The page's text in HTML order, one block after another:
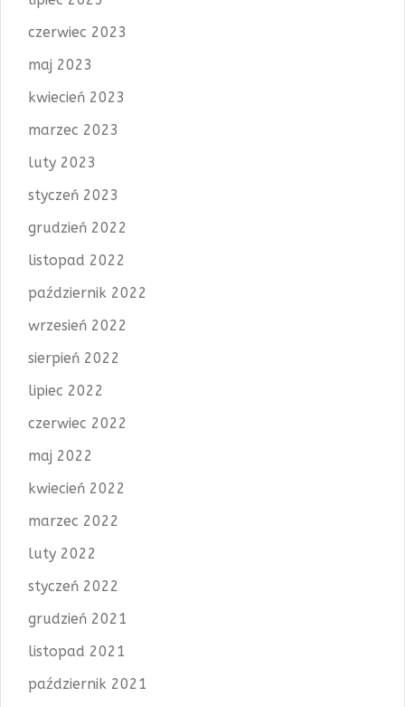
czerwiec 2023
maj 2023
kwiecień 2023
marzec 2023
luty 2023
styczeń 2023
grudzień 2022
listopad 2022
październik 2022
wrzesień 2022
sierpień 2022
lipiec 2022
czerwiec 2022
maj 2022
kwiecień 2022
marzec 2022
luty 2022
styczeń 2022
grudzień 2021
listopad 2021
październik 2021